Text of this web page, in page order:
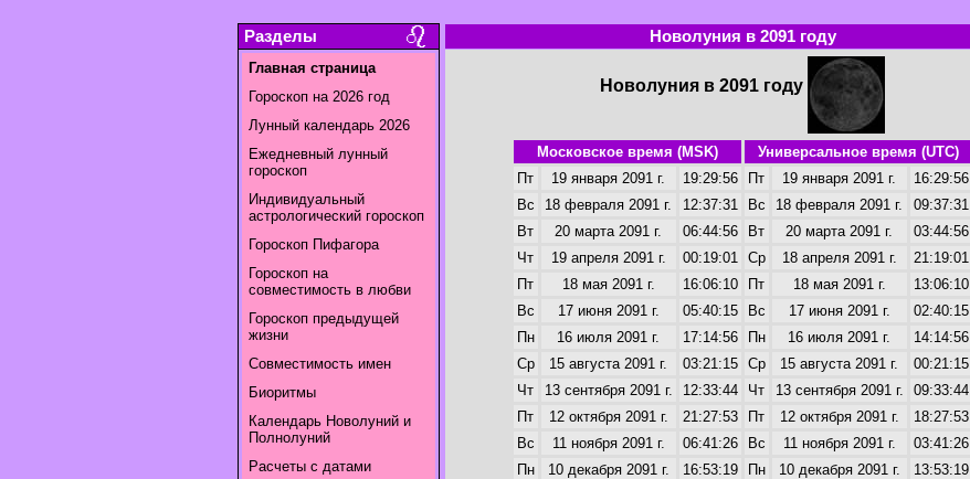
Разделы
Главная страница
Гороскоп на 2026 год
Лунный календарь 2026
Ежедневный лунный
гороскоп
Индивидуальный
астрологический гороскоп
Гороскоп Пифагора
Гороскоп на
совместимость в любви
Гороскоп предыдущей
жизни
Совместимость имен
Биоритмы
Календарь Новолуний и
Полнолуний
Расчеты с датами
Новолуния в 2091 году
Новолуния в 2091 году
Московское время (MSK)
Универсальное время (UTC)
Пт
19 января 2091 г. 19:29:56 Пт 19 января 2091 г.
16:29:56
Вс
18 февраля 2091 г. 12:37:31 Вс 18 февраля 2091 г.
09:37:31
Вт
20 марта 2091 г. 06:44:56 Вт 20 марта 2091 г.
03:44:56
Чт
19 апреля 2091 г. 00:19:01 Ср 18 апреля 2091 г.
21:19:01
Пт
18 мая 2091 г. 16:06:10 Пт 18 мая 2091 г.
13:06:10
Вс
17 июня 2091 г. 05:40:15 Вс 17 июня 2091 г.
02:40:15
Пн
16 июля 2091 г. 17:14:56 Пн 16 июля 2091 г.
14:14:56
Ср
15 августа 2091 г. 03:21:15 Ср 15 августа 2091 г.
00:21:15
Чт
13 сентября 2091 г. 12:33:44 Чт 13 сентября 2091 г.
09:33:44
Пт
12 октября 2091 г. 21:27:53 Пт 12 октября 2091 г.
18:27:53
Вс
11 ноября 2091 г. 06:41:26 Вс 11 ноября 2091 г.
03:41:26
Пн
10 декабря 2091 г. 16:53:19 Пн 10 декабря 2091 г. 13:53:19